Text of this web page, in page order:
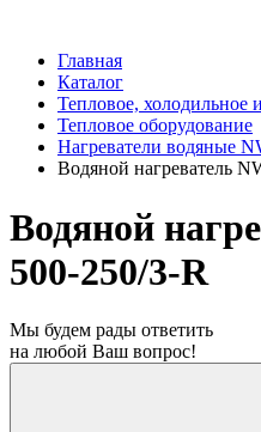
Главная
Каталог
Тепловое, холодильное
Тепловое оборудование
Нагреватели водяные
Водяной нагреватель
Водяной
500-250/3-R
Мы будем рады ответить
на любой Ваш вопрос!